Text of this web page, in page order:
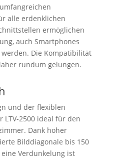
alle erdenklichen
ermöglichen
auch Smartphones
Die Kompatibilität
rundum gelungen.
und der flexiblen
2500 ideal für den
Dank hoher
Bilddiagonale bis 150
Verdunkelung ist